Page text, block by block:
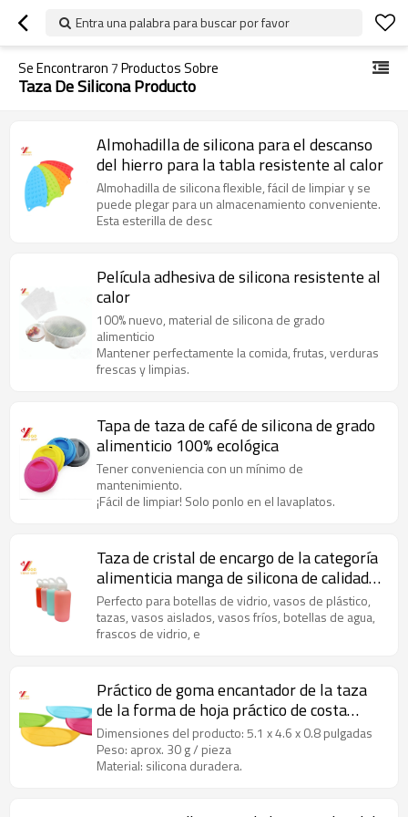
Entra una palabra para buscar por favor
Se Encontraron7Productos Sobre
Taza De Silicona Producto
Almohadilla de silicona para el descanso
del hierro para la tabla resistente al calor
Almohadilla de silicona flexible, fácil de limpiar y se
puede plegar para un almacenamiento conveniente.
Esta esterilla de desc
Película adhesiva de silicona resistente al
calor
100% nuevo, material de silicona de grado
alimenticio
Mantener perfectamente la comida, frutas, verduras
frescas y limpias.
Tapa de taza de café de silicona de grado
alimenticio 100% ecológica
Tener conveniencia con un mínimo de
mantenimiento.
¡Fácil de limpiar! Solo ponlo en el lavaplatos.
Taza de cristal de encargo de la categoría
alimenticia manga de silicona de calidad
alimentaria
Perfecto para botellas de vidrio, vasos de plástico,
tazas, vasos aislados, vasos fríos, botellas de agua,
frascos de vidrio, e
Práctico de goma encantador de la taza
de la forma de hoja práctico de costa
práctico de goma de la taza
Dimensiones del producto: 5.1 x 4.6 x 0.8 pulgadas
Peso: aprox. 30 g / pieza
Material: silicona duradera.